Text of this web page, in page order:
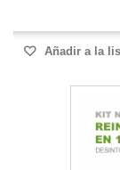
Añadir a la